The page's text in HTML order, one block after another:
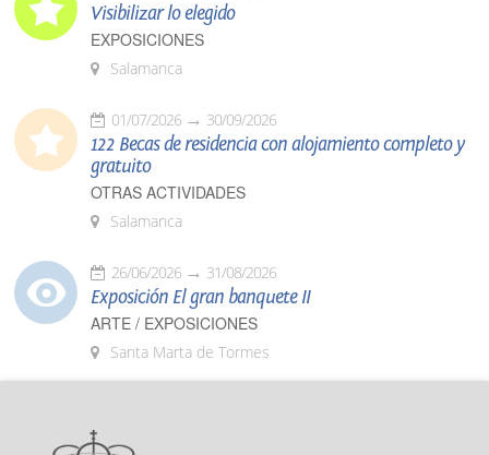
Visibilizar lo elegido
EXPOSICIONES
Salamanca
01/07/2026 30/09/2026
122 Becas de residencia con alojamiento completo y
gratuito
OTRAS ACTIVIDADES
Salamanca
26/06/2026 31/08/2026
Exposición El gran banquete II
ARTE / EXPOSICIONES
Santa Marta de Tormes